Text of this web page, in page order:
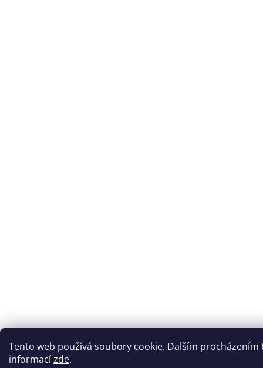
Tento web používá soubory cookie. Dalším
informacízde.